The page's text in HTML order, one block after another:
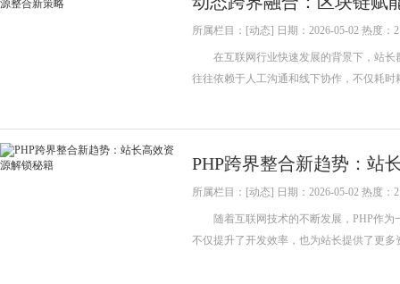
所属栏目：[动态] 日期：2026-05-02 热度：2
在互联网行业快速发展的背景下，站长
往往依赖于人工沟通和线下协作，不仅耗
PHP跨界整合新趋势：站
所属栏目：[动态] 日期：2026-05-02 热度：2
随着互联网技术的不断发展，PHP作为
不仅提升了开发效率，也为站长提供了更